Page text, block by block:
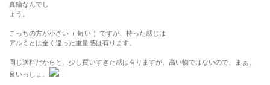
真鍮なんでし
ょう。
こっちの方が小さい（ 短い ）ですが、持った感じは
アルミとは全く違った重量感は有ります。
同じ送料だからと、少し買いすぎた感は有りますが、高い物ではないので、まぁ、
良いっしょ。